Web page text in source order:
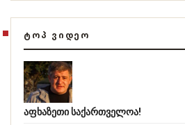
ᲢᲝᲞ ᲕᲘᲓᲔᲝ
აფხაზეთი საქართველოა!